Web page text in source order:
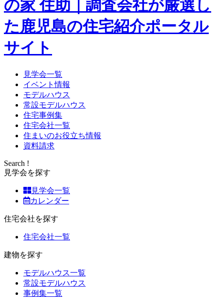
の家 住助｜調査会社が厳選し
た鹿児島の住宅紹介ポータル
サイト
見学会一覧
イベント情報
モデルハウス
常設モデルハウス
住宅事例集
住宅会社一覧
住まいのお役立ち情報
資料請求
Search !
見学会を探す
見学会一覧
カレンダー
住宅会社を探す
住宅会社一覧
建物を探す
モデルハウス一覧
常設モデルハウス
事例集一覧